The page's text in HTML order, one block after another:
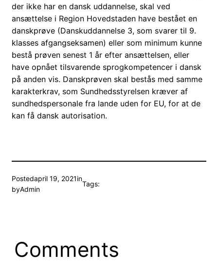
der ikke har en dansk uddannelse, skal ved
ansættelse i Region Hovedstaden have bestået en
danskprøve (Danskuddannelse 3, som svarer til 9.
klasses afgangseksamen) eller som minimum kunne
bestå prøven senest 1 år efter ansættelsen, eller
have opnået tilsvarende sprogkompetencer i dansk
på anden vis. Danskprøven skal bestås med samme
karakterkrav, som Sundhedsstyrelsen kræver af
sundhedspersonale fra lande uden for EU, for at de
kan få dansk autorisation.
Postedapril 19, 2021in
byAdmin
Tags:
Comments